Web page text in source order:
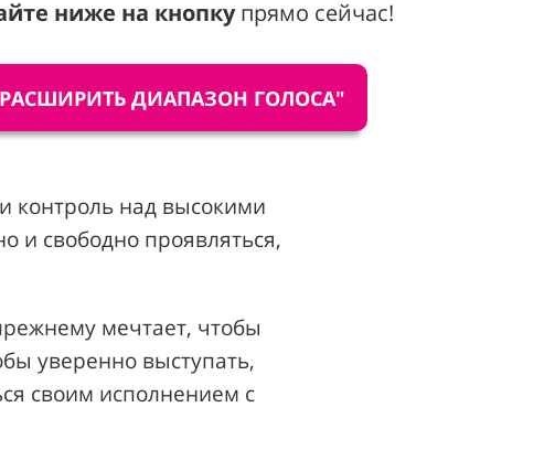
ниже на кнопкупрямо сейчас!
РАСШИРИТЬ ДИАПАЗОН ГОЛОСА"
контроль над высокими
и свободно проявляться,
мечтает, чтобы
уверенно выступать,
своим исполнением с